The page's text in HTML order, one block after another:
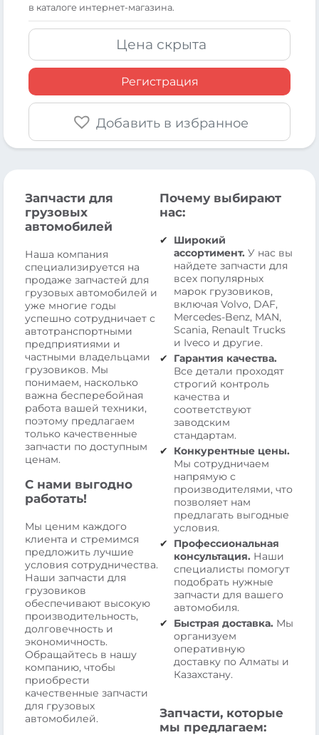
в каталоге интернет-магазина.
Цена скрыта
Регистрация
Добавить в избранное
Запчасти для
грузовых
автомобилей
Наша компания
специализируется на
продаже запчастей для
грузовых автомобилей и
уже многие годы
успешно сотрудничает с
автотранспортными
предприятиями и
частными владельцами
грузовиков. Мы
понимаем, насколько
важна бесперебойная
работа вашей техники,
поэтому предлагаем
только качественные
запчасти по доступным
ценам.
С нами выгодно
работать!
Мы ценим каждого
клиента и стремимся
предложить лучшие
условия сотрудничества.
Наши запчасти для
грузовиков
обеспечивают высокую
производительность,
долговечность и
экономичность.
Обращайтесь в нашу
компанию, чтобы
приобрести
качественные запчасти
для грузовых
автомобилей.
Почему выбирают
нас:
Широкий
ассортимент. У нас вы
найдете запчасти для
всех популярных
марок грузовиков,
включая Volvo, DAF,
Mercedes-Benz, MAN,
Scania, Renault Trucks
и Iveco и другие.
Гарантия качества.
Все детали проходят
строгий контроль
качества и
соответствуют
заводским
стандартам.
Конкурентные цены.
Мы сотрудничаем
напрямую с
производителями, что
позволяет нам
предлагать выгодные
условия.
Профессиональная
консультация. Наши
специалисты помогут
подобрать нужные
запчасти для вашего
автомобиля.
Быстрая доставка. Мы
организуем
оперативную
доставку по Алматы и
Казахстану.
Запчасти, которые
мы предлагаем: